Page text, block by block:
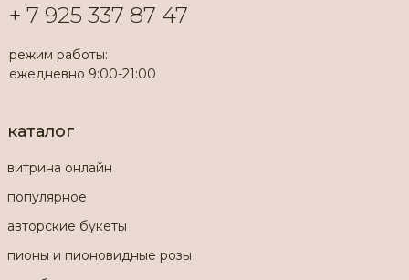
популярное
авторские букеты
пионы и пионовидные розы
каталог
витрина онлайн
+ 7 925 337 87 47
режим работы:
ежедневно 9:00-21:00